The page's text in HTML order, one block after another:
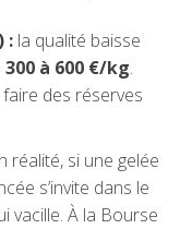
: la qualité baisse
300 à 600 €/kg.
des réserves
réalité, si une gelée
s’invite dans le
vacille. À la Bourse